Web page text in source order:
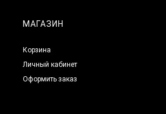
МАГАЗИН
Корзина
Личный кабинет
Оформить заказ